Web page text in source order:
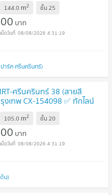
144.0 m2 ชั้น25
บาท
08/08/2026 4:31:19
าร์ค ศรีนครินทร์)
ศรีนครินทร์ 38 (สายสี
งเทพ CX-154098 ✅ ทักไลน์
านมืออาชีพ ✅
105.0 m2 ชั้น20
บาท
08/08/2026 4:31:19
น)